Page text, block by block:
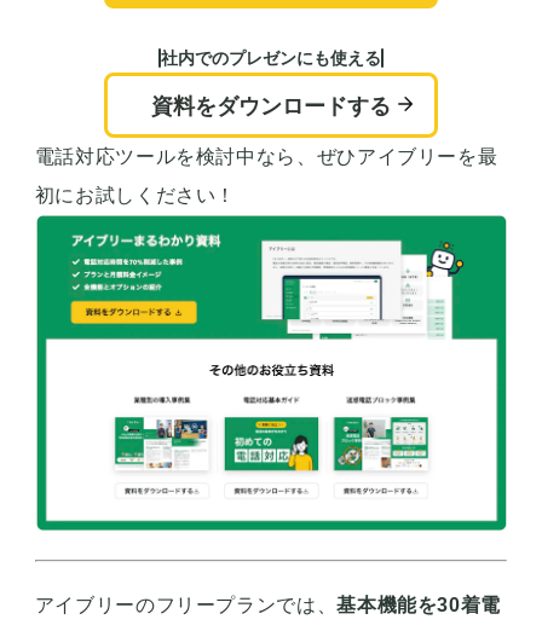
社内でのプレゼンにも使える
資料をダウンロードする
電話対応ツールを検討中なら、ぜひアイブリーを最
初にお試しください！
アイブリーのフリープランでは、基本機能を30着電